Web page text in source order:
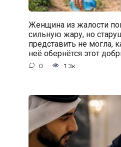
Женщина из жалости
сильную жару, но
представить не могла,
неё обернётся этот
0 1.3к.